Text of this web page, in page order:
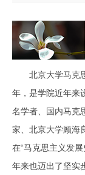
北京大学马克思
年，是学院近年来
名学者、国内马克
家、北京大学顾海
在“马克思主义发
年来也迈出了坚实